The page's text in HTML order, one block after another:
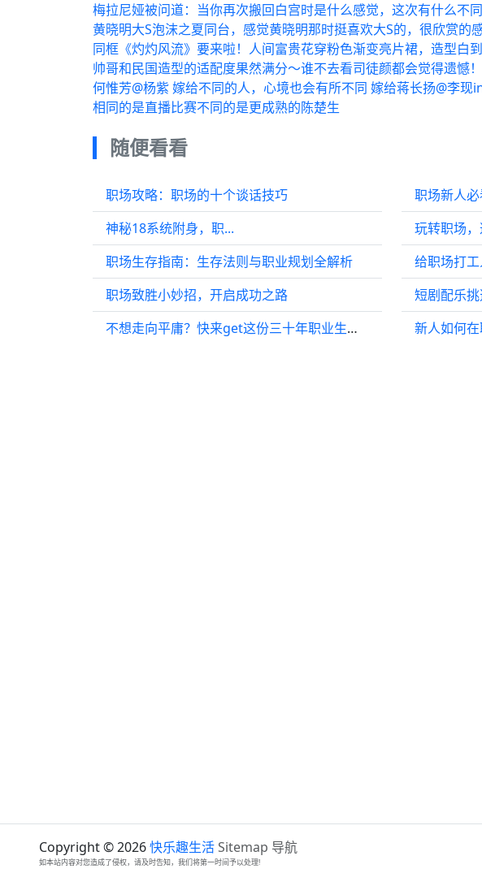
梅拉尼娅被问道：当你再次搬回白宫时是什么感觉，这次有什么不同
黄晓明大S泡沫之夏同台，感觉黄晓明那时挺喜欢大S的，很欣赏的
同框《灼灼风流》要来啦！人间富贵花穿粉色渐变亮片裙，造型白到
帅哥和民国造型的适配度果然满分～谁不去看司徒颜都会觉得遗憾！
何惟芳@杨紫 嫁给不同的人，心境也会有所不同 嫁给蒋长扬@李现
相同的是直播比赛不同的是更成熟的陈楚生
随便看看
职场攻略：职场的十个谈话技巧
神秘18系统附身，职...
职场生存指南：生存法则与职业规划全解析
职场致胜小妙招，开启成功之路
不想走向平庸？快来get这份三十年职业生涯攻略！
玩转职场，
给职场打
短剧配乐挑
Copyright © 2026快乐趣生活Sitemap 导航
如本站内容对您造成了侵权，请及时告知，我们将第一时间予以处理!